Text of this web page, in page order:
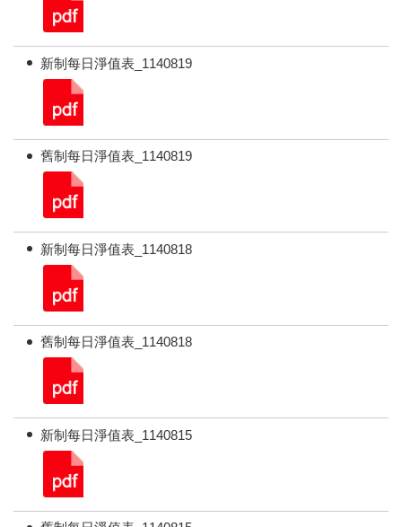
新制每日淨值表_1140819
舊制每日淨值表_1140819
新制每日淨值表_1140818
舊制每日淨值表_1140818
新制每日淨值表_1140815